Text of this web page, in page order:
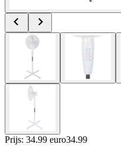
Prijs: 34.99 euro34.99